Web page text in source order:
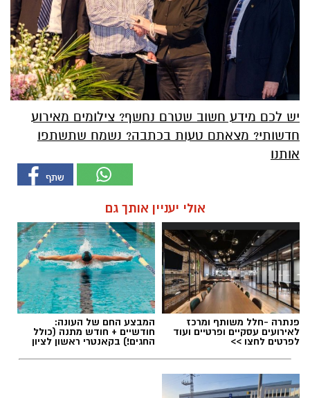
יש לכם מידע חשוב שטרם נחשף? צילומים מאירוע
חדשותי? מצאתם טעות בכתבה? נשמח שתשתפו
אותנו
אולי יעניין אותך גם
פנתרה -חלל משותף ומרכז
לאירועים עסקיים ופרטיים ועוד
לפרטים לחצו >>
המבצע החם של העונה:
חודשיים + חודש מתנה (כולל
החגים!) בקאנטרי ראשון לציון